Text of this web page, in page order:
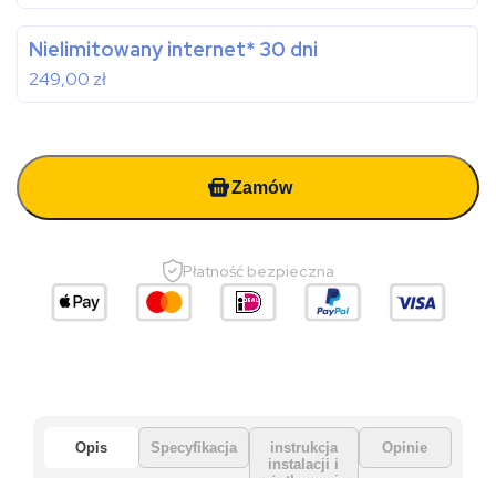
Nielimitowany internet* 30 dni
249,00 zł
Zamów
Płatność bezpieczna
Opis Specyfikacja
instrukcja
instalacji i
Opinie